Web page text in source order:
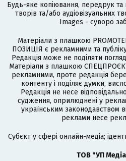
Будь-яке копіювання, передрук та
творів та/або аудіовізуальних
Images - суворо
Матеріали з плашкою
ПОЗИЦІЯ є рекламними та
Редакція може не поділяти
Матеріали з плашкою
рекламними, проте редакція бере
контенту і поділяє думки,
Редакція не несе
судження, оприлюднені у
українським законодавством
реклами несе
Cубєкт у сфері онлайн-медіа;
ТОВ "УП